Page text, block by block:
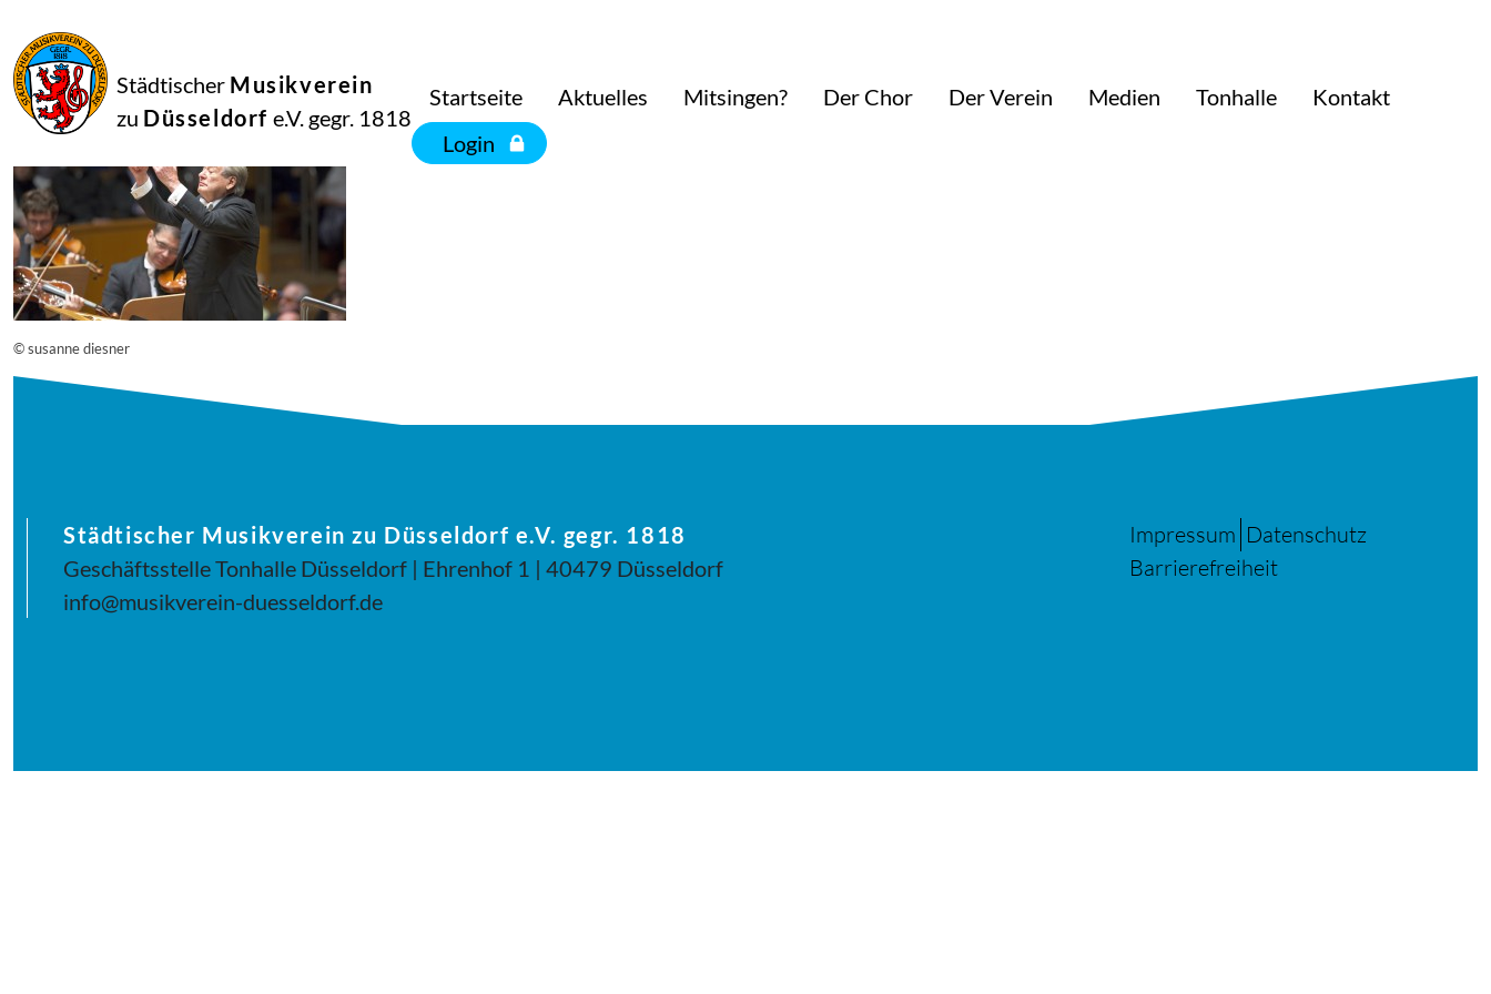
Städtischer Musikverein
zu Düsseldorf e.V. gegr. 1818
Startseite Aktuelles Mitsingen? Der Chor Der Verein Medien Tonhalle
Kontakt
Login
September
2014
Manfred Hill
12692
© susanne diesner
Städtischer Musikverein zu Düsseldorf e.V. gegr. 1818
Geschäftsstelle Tonhalle Düsseldorf | Ehrenhof 1 | 40479 Düsseldorf
info@musikverein-duesseldorf.de
Impressum Datenschutz
Barrierefreiheit